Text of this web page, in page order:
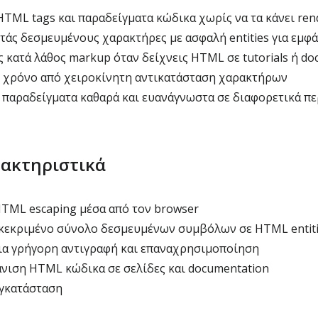
tags και παραδείγματα κώδικα χωρίς να τα κάνει
δεσμευμένους χαρακτήρες με ασφαλή entities για
κατά λάθος markup όταν δείχνεις HTML σε tutorials ή
χρόνο από χειροκίνητη αντικατάσταση χαρακτήρων
καθαρά και ευανάγνωστα σε διαφορετικά
escaping μέσα από τον browser
σύνολο δεσμευμένων συμβόλων σε HTML
γρήγορη αντιγραφή και επαναχρησιμοποίηση
HTML κώδικα σε σελίδες και documentation